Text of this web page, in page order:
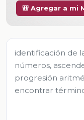
🎒 Agregar a mi
identificación de
números,
progresión
encontrar